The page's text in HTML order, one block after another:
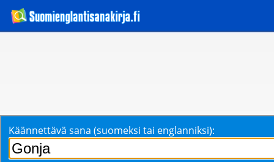
Käännettävä sana (suomeksi tai englanniksi):